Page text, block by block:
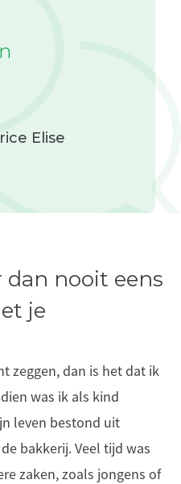
Elise
dan nooit eens
je
zeggen, dan is het dat ik
was ik als kind
leven bestond uit
bakkerij. Veel tijd was
zaken, zoals jongens of